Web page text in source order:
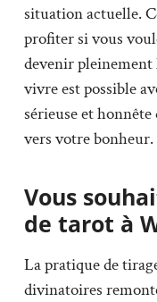
situation actuelle.
profiter si vous
devenir pleinement
vivre est possible
sérieuse et
vers votre bonheur.
Vous
de tarot à
La pratique de
divinatoires